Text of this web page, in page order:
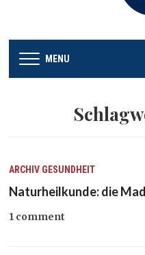
MENU
ARCHIV GESUNDHEIT
Naturheilkunde: die
1 comment